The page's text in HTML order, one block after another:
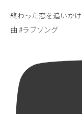
終わった恋を追いか
曲 #ラブソング